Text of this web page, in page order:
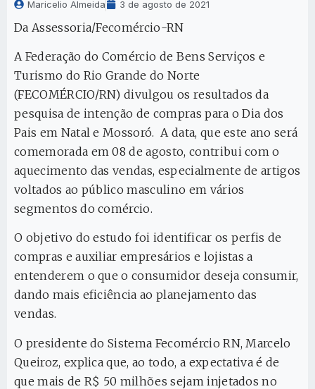
Maricelio Almeida 3 de agosto de 2021
Da Assessoria/Fecomércio-RN
A Federação do Comércio de Bens Serviços e
Turismo do Rio Grande do Norte
(FECOMÉRCIO/RN) divulgou os resultados da
pesquisa de intenção de compras para o Dia dos
Pais em Natal e Mossoró. A data, que este ano será
comemorada em 08 de agosto, contribui com o
aquecimento das vendas, especialmente de artigos
voltados ao público masculino em vários
segmentos do comércio.
O objetivo do estudo foi identificar os perfis de
compras e auxiliar empresários e lojistas a
entenderem o que o consumidor deseja consumir,
dando mais eficiência ao planejamento das
vendas.
O presidente do Sistema Fecomércio RN, Marcelo
Queiroz, explica que, ao todo, a expectativa é de
que mais de R$ 50 milhões sejam injetados no